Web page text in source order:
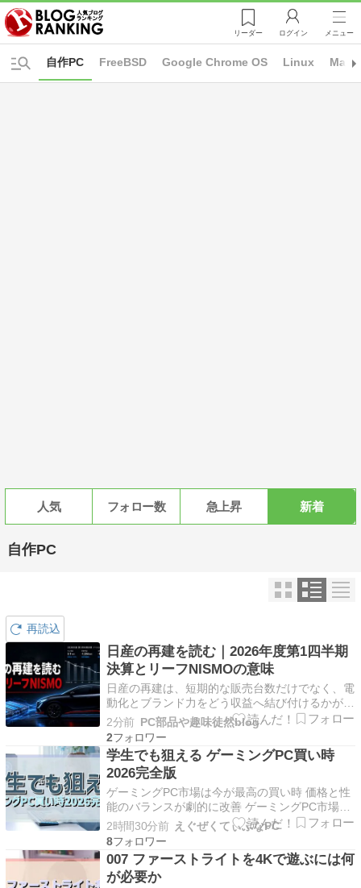
リーダー ログイン メニュー
FreeBSD Google Chrome OS Linux Mac
自作PC
人気 フォロー数 急上昇 新着
自作PC
再読込
日産の再建を読む｜2026年度第1四半期
決算とリーフNISMOの意味
日産の再建は、短期的な販売台数だけでなく、電
動化とブランド力をどう収益へ結び付けるかが問
われる段階に入っています。この記事では、日産
公式の2026年度第1四半期決算説明資料とニュー
スリリースを確認し、決算を見るポイント、新型
リーフNISMOの位置付け、今後の注目点を整理
します。数…
2分前 PC部品や趣味徒然blog
2
学生でも狙える ゲーミングPC買い時
2026完全版
ゲーミングPC市場は今が最高の買い時 価格と性
能のバランスが劇的に改善 ゲーミングPC市場は
今、学生にとって最高の買い時を迎えています。
最新世代のパーツが出揃い、価格競争が激化した
ことで、以前なら20万円以上必要だった性能が
15万円前後で手に入るようになりました。 特に
グラフィ…
2時間30分前 えぐぜくてぃぶなPC
8
007 ファーストライトを4Kで遊ぶには何
が必要か